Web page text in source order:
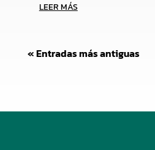
LEER MÁS
« Entradas más antiguas